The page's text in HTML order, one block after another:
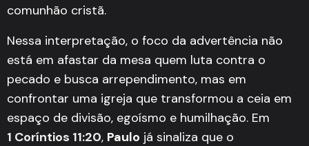
comunhão cristã.
Nessa interpretação, o foco da advertência não
está em afastar da mesa quem luta contra o
pecado e busca arrependimento, mas em
confrontar uma igreja que transformou a ceia em
espaço de divisão, egoísmo e humilhação. Em
1 Coríntios 11:20, Paulo já sinaliza que o